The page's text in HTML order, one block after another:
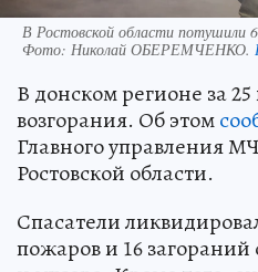
В Ростовской области потушили
Фото: Николай ОБЕРЕМЧЕНКО.
В донском регионе за
возгорания. Об этом
Главного управления
Ростовской области.
Спасатели
пожаров и 16 загораний